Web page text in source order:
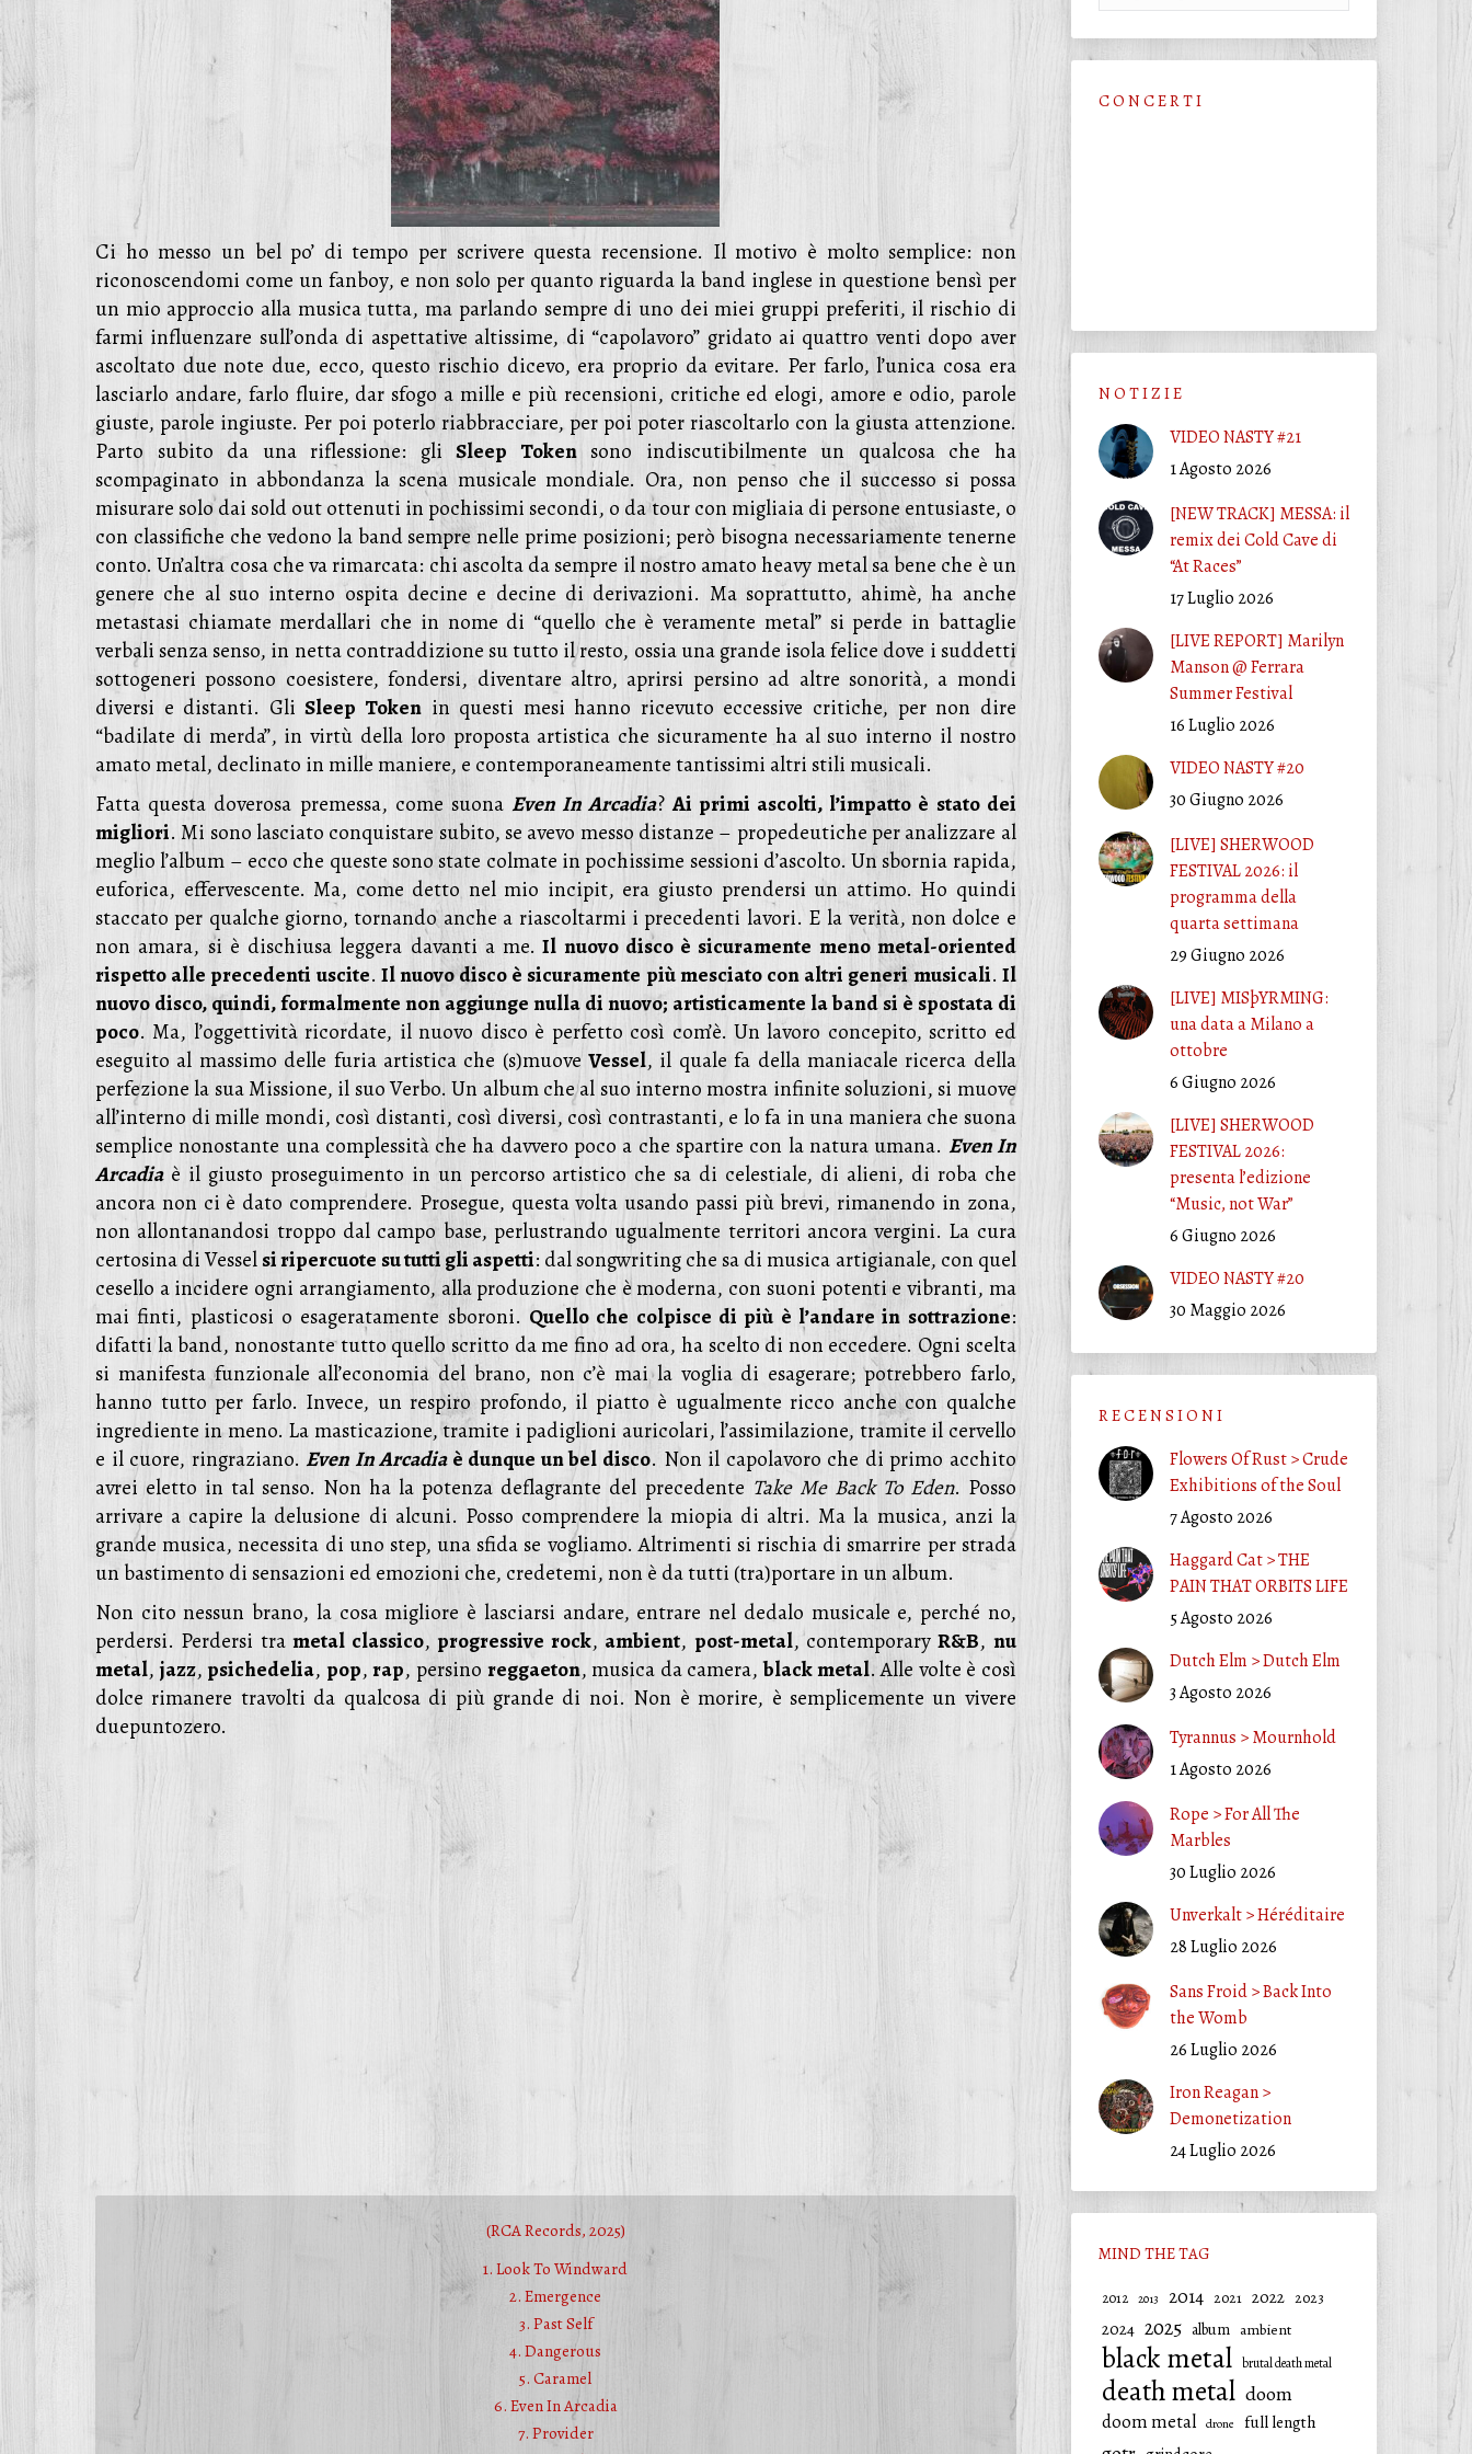
Ci ho messo un bel po’ di tempo per scrivere questa recensione. Il motivo è molto semplice: non
riconoscendomi come un fanboy, e non solo per quanto riguarda la band inglese in questione bensì per
un mio approccio alla musica tutta, ma parlando sempre di uno dei miei gruppi preferiti, il rischio di
farmi influenzare sull’onda di aspettative altissime, di “capolavoro” gridato ai quattro venti dopo aver
ascoltato due note due, ecco, questo rischio dicevo, era proprio da evitare. Per farlo, l’unica cosa era
lasciarlo andare, farlo fluire, dar sfogo a mille e più recensioni, critiche ed elogi, amore e odio, parole
giuste, parole ingiuste. Per poi poterlo riabbracciare, per poi poter riascoltarlo con la giusta attenzione.
Parto subito da una riflessione: gliSleep Tokensono indiscutibilmente un qualcosa che ha
scompaginato in abbondanza la scena musicale mondiale. Ora, non penso che il successo si possa
misurare solo dai sold out ottenuti in pochissimi secondi, o da tour con migliaia di persone entusiaste, o
con classifiche che vedono la band sempre nelle prime posizioni; però bisogna necessariamente tenerne
conto. Un’altra cosa che va rimarcata: chi ascolta da sempre il nostro amato heavy metal sa bene che è un
genere che al suo interno ospita decine e decine di derivazioni. Ma soprattutto, ahimè, ha anche
metastasi chiamate merdallari che in nome di “quello che è veramente metal” si perde in battaglie
verbali senza senso, in netta contraddizione su tutto il resto, ossia una grande isola felice dove i suddetti
sottogeneri possono coesistere, fondersi, diventare altro, aprirsi persino ad altre sonorità, a mondi
diversi e distanti. GliSleep Tokenin questi mesi hanno ricevuto eccessive critiche, per non dire
“badilate di merda”, in virtù della loro proposta artistica che sicuramente ha al suo interno il nostro
amato metal, declinato in mille maniere, e contemporaneamente tantissimi altri stili musicali.
Fatta questa doverosa premessa, come suona Even In Arcadia?Ai primi ascolti, l’impatto è stato dei
migliori. Mi sono lasciato conquistare subito, se avevo messo distanze – propedeutiche per analizzare al
meglio l’album – ecco che queste sono state colmate in pochissime sessioni d’ascolto. Un sbornia rapida,
euforica, effervescente. Ma, come detto nel mio incipit, era giusto prendersi un attimo. Ho quindi
staccato per qualche giorno, tornando anche a riascoltarmi i precedenti lavori. E la verità, non dolce e
non amara, si è dischiusa leggera davanti a me. Il nuovo disco è sicuramente meno metal-oriented
rispetto alle precedenti uscite. Il nuovo disco è sicuramente più mesciato con altri generi musicali. Il
nuovo disco, quindi, formalmente non aggiunge nulla di nuovo; artisticamente la band si è spostata di
poco. Ma, l’oggettività ricordate, il nuovo disco è perfetto così com’è. Un lavoro concepito, scritto ed
eseguito al massimo delle furia artistica che (s)muoveVessel, il quale fa della maniacale ricerca della
perfezione la sua Missione, il suo Verbo. Un album che al suo interno mostra infinite soluzioni, si muove
all’interno di mille mondi, così distanti, così diversi, così contrastanti, e lo fa in una maniera che suona
semplice nonostante una complessità che ha davvero poco a che spartire con la natura umana. Even In
Arcadiaè il giusto proseguimento in un percorso artistico che sa di celestiale, di alieni, di roba che
ancora non ci è dato comprendere. Prosegue, questa volta usando passi più brevi, rimanendo in zona,
non allontanandosi troppo dal campo base, perlustrando ugualmente territori ancora vergini. La cura
certosina di Vesselsi ripercuote su tutti gli aspetti: dal songwriting che sa di musica artigianale, con quel
cesello a incidere ogni arrangiamento, alla produzione che è moderna, con suoni potenti e vibranti, ma
mai finti, plasticosi o esageratamente sboroni. Quello che colpisce di più è l’andare in sottrazione:
difatti la band, nonostante tutto quello scritto da me fino ad ora, ha scelto di non eccedere. Ogni scelta
si manifesta funzionale all’economia del brano, non c’è mai la voglia di esagerare; potrebbero farlo,
hanno tutto per farlo. Invece, un respiro profondo, il piatto è ugualmente ricco anche con qualche
ingrediente in meno. La masticazione, tramite i padiglioni auricolari, l’assimilazione, tramite il cervello
e il cuore, ringraziano.Even In Arcadiaè dunque un bel disco. Non il capolavoro che di primo acchito
avrei eletto in tal senso. Non ha la potenza deflagrante del precedente Take Me Back To Eden. Posso
arrivare a capire la delusione di alcuni. Posso comprendere la miopia di altri. Ma la musica, anzi la
grande musica, necessita di uno step, una sfida se vogliamo. Altrimenti si rischia di smarrire per strada
un bastimento di sensazioni ed emozioni che, credetemi, non è da tutti (tra)portare in un album.
Non cito nessun brano, la cosa migliore è lasciarsi andare, entrare nel dedalo musicale e, perché no,
perdersi. Perdersi trametal classico, progressive rock, ambient, post-metal, contemporaryR&B, nu
metal,jazz, psichedelia, pop,rap, persino reggaeton, musica da camera,black metal. Alle volte è così
dolce rimanere travolti da qualcosa di più grande di noi. Non è morire, è semplicemente un vivere
duepuntozero.
(RCA Records, 2025)
1. Look To Windward
2. Emergence
3. Past Self
4. Dangerous
5. Caramel
6. Even In Arcadia
7. Provider
C O N C E R T I
N O T I Z I E
VIDEO NASTY #21
1 Agosto 2026
[NEW TRACK] MESSA: il
remix dei Cold Cave di
“At Races”
17 Luglio 2026
[LIVE REPORT] Marilyn
Manson @ Ferrara
Summer Festival
16 Luglio 2026
VIDEO NASTY #20
30 Giugno 2026
[LIVE] SHERWOOD
FESTIVAL 2026: il
programma della
quarta settimana
29 Giugno 2026
[LIVE] MISþYRMING:
una data a Milano a
ottobre
6 Giugno 2026
[LIVE] SHERWOOD
FESTIVAL 2026:
presenta l’edizione
“Music, not War”
6 Giugno 2026
VIDEO NASTY #20
30 Maggio 2026
R E C E N S I O N I
Flowers Of Rust > Crude
Exhibitions of the Soul
7 Agosto 2026
Haggard Cat > THE
PAIN THAT ORBITS LIFE
5 Agosto 2026
Dutch Elm > Dutch Elm
3 Agosto 2026
Tyrannus > Mournhold
1 Agosto 2026
Rope > For All The
Marbles
30 Luglio 2026
Unverkalt > Héréditaire
28 Luglio 2026
Sans Froid > Back Into
the Womb
26 Luglio 2026
Iron Reagan >
Demonetization
24 Luglio 2026
MIND THE TAG
2012 2013 2014 2021 2022 2023
2024 2025 album ambient
black metal brutal death metal
death metal doom
doom metal drone full length